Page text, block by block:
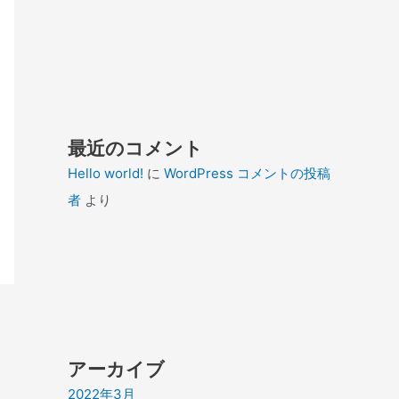
最近のコメント
Hello world! に WordPress コメントの投稿
者 より
アーカイブ
2022年3月